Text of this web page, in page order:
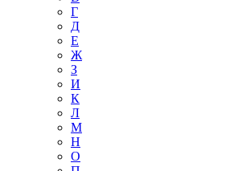
Г
Д
Е
Ж
З
И
К
Л
М
Н
О